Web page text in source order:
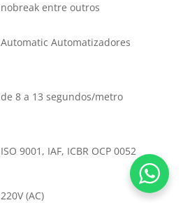
nobreak entre outros
Automatic Automatizadores
de 8 a 13 segundos/metro
ISO 9001, IAF, ICBR OCP 0052
220V (AC)